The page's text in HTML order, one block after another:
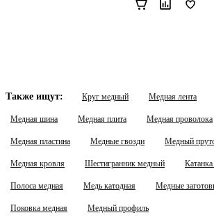
Также ищут: Круг медный Медная лента
Медная шина Медная плита Медная проволока
Медная пластина Медные гвозди Медный
Медная кровля Шестигранник медный
Полоса медная Медь катодная Медные
Поковка медная Медный профиль